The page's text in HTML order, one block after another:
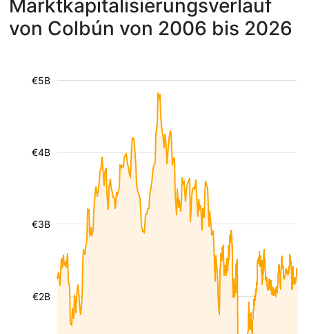
Marktkapitalisierungsverlauf
von Colbún von 2006 bis 2026
€2B
€3B
€4B
€5B